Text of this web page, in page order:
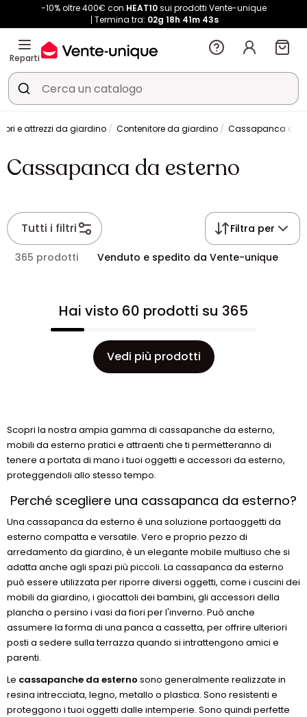
-10% oltre 400€ con HEAT10sui prodotti Vente-unique
Termina tra: 02g 18h 41m 43s
Reparti
e attrezzi da giardino Contenitore da giardino Cassapanca da
Cassapanca da esterno
Tutti i filtri Filtra per
365 prodotti Venduto e spedito da Vente-unique
Hai visto 60 prodotti su 365
Vedi più prodotti
Scopri la nostra ampia gamma di cassapanche da esterno,
mobili da esterno pratici e attraenti che ti permetteranno di
tenere a portata di mano i tuoi oggetti e accessori da esterno,
proteggendoli allo stesso tempo.
Perché scegliere una cassapanca da esterno?
Una cassapanca da esterno è una soluzione portaoggetti da
esterno compatta e versatile. Vero e proprio pezzo di
arredamento da giardino, è un elegante mobile multiuso che si
adatta anche agli spazi più piccoli. La cassapanca da esterno
può essere utilizzata per riporre diversi oggetti, come i cuscini dei
mobili da giardino, i giocattoli dei bambini, gli accessori della
plancha o persino i vasi da fiori per l'inverno. Può anche
assumere la forma di una panca a cassetta, per offrire ulteriori
posti a sedere sulla terrazza quando si intrattengono amici e
parenti.
Le cassapanche da esterno sono generalmente realizzate in
resina intrecciata, legno, metallo o plastica. Sono resistenti e
proteggono i tuoi oggetti dalle intemperie. Sono quindi perfette